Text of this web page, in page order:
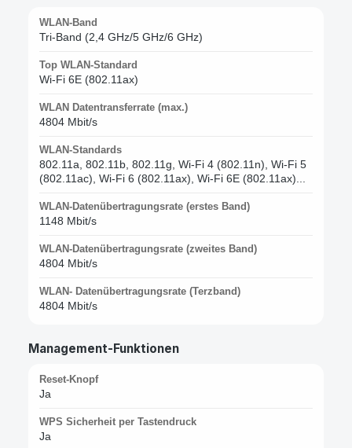
WLAN-Band
Tri-Band (2,4 GHz/5 GHz/6 GHz)
Top WLAN-Standard
Wi-Fi 6E (802.11ax)
WLAN Datentransferrate (max.)
4804 Mbit/s
WLAN-Standards
802.11a, 802.11b, 802.11g, Wi-Fi 4 (802.11n), Wi-Fi 5
(802.11ac), Wi-Fi 6 (802.11ax), Wi-Fi 6E (802.11ax)...
WLAN-Datenübertragungsrate (erstes Band)
1148 Mbit/s
WLAN-Datenübertragungsrate (zweites Band)
4804 Mbit/s
WLAN- Datenübertragungsrate (Terzband)
4804 Mbit/s
Management-Funktionen
Reset-Knopf
Ja
WPS Sicherheit per Tastendruck
Ja